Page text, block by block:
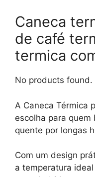
Caneca
de café
termica
No products found.
A Caneca Térmica
escolha para
quente por longas
Com um design
a temperatura